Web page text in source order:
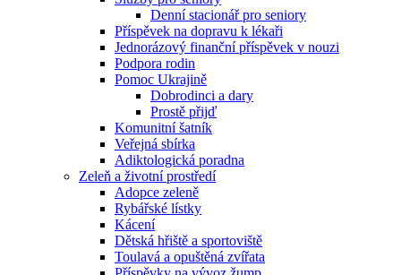
Denní stacionář pro seniory
Příspěvek na dopravu k lékaři
Jednorázový finanční příspěvek v nouzi
Podpora rodin
Pomoc Ukrajině
Dobrodinci a dary
Prostě přijď
Komunitní šatník
Veřejná sbírka
Adiktologická poradna
Zeleň a životní prostředí
Adopce zeleně
Rybářské lístky
Kácení
Dětská hřiště a sportoviště
Toulavá a opuštěná zvířata